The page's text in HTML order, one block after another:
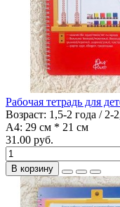
Рабочая тетрадь для
Возраст: 1,5-2 года / 2-
А4: 29 см * 21 см
31.00 руб.
В корзину